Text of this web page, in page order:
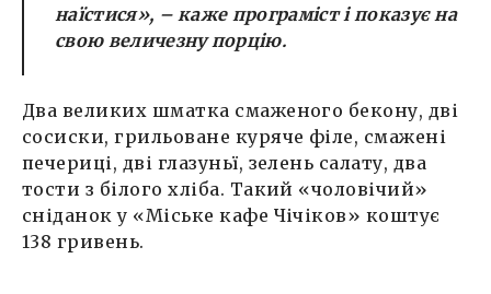
наїстися», – каже програміст і показує на
свою величезну порцію.
Два великих шматка смаженого бекону, дві
сосиски, грильоване куряче філе, смажені
печериці, дві глазуньї, зелень салату, два
тости з білого хліба. Такий «чоловічий»
сніданок у «Міське кафе Чічіков» коштує
138 гривень.